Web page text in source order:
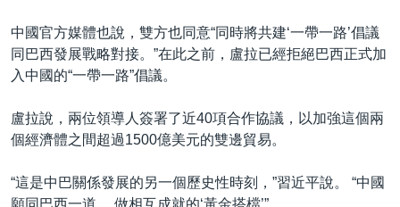
中國官方媒體也說，雙方也同意“同時將共建‘一帶一路’倡議
同巴西發展戰略對接。”在此之前，盧拉已經拒絕巴西正式加
入中國的“一帶一路”倡議。
盧拉說，兩位領導人簽署了近40項合作協議，以加強這個兩
個經濟體之間超過1500億美元的雙邊貿易。
“這是中巴關係發展的另一個歷史性時刻，”習近平說。 “中國
願同巴西一道…,做相互成就的‘黃金搭檔’”。